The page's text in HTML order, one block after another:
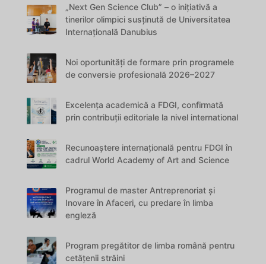
„Next Gen Science Club” – o inițiativă a
tinerilor olimpici susținută de Universitatea
Internațională Danubius
Noi oportunități de formare prin programele
de conversie profesională 2026–2027
Excelența academică a FDGI, confirmată
prin contribuții editoriale la nivel international
Recunoaștere internațională pentru FDGI în
cadrul World Academy of Art and Science
Programul de master Antreprenoriat și
Inovare în Afaceri, cu predare în limba
engleză
Program pregătitor de limba română pentru
cetățenii străini